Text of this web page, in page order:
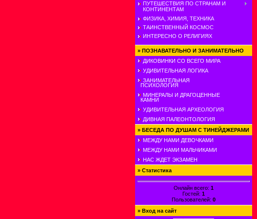
ПУТЕШЕСТВИЯ ПО СТРАНАМ И
КОНТИНЕНТАМ
ФИЗИКА, ХИМИЯ, ТЕХНИКА
ТАИНСТВЕННЫЙ КОСМОС
ИНТЕРЕСНО О РЕЛИГИЯХ
» ПОЗНАВАТЕЛЬНО И ЗАНИМАТЕЛЬНО
ДИКОВИНКИ СО ВСЕГО МИРА
УДИВИТЕЛЬНАЯ ЛОГИКА
ЗАНИМАТЕЛЬНАЯ
ПСИХОЛОГИЯ
МИНЕРАЛЫ И ДРАГОЦЕННЫЕ
КАМНИ
УДИВИТЕЛЬНАЯ АРХЕОЛОГИЯ
ДИВНАЯ ПАЛЕОНТОЛОГИЯ
» БЕСЕДА ПО ДУШАМ С ТИНЕЙДЖЕРАМИ
МЕЖДУ НАМИ ДЕВОЧКАМИ
МЕЖДУ НАМИ МАЛЬЧИКАМИ
НАС ЖДЕТ ЭКЗАМЕН
» Статистика
Онлайн всего: 1
Гостей: 1
Пользователей: 0
» Вход на сайт